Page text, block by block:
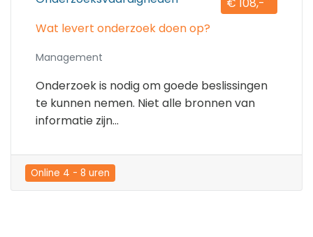
Wat levert onderzoek doen op?
Management
Onderzoek is nodig om goede beslissingen
te kunnen nemen. Niet alle bronnen van
informatie zijn...
Online 4 - 8 uren